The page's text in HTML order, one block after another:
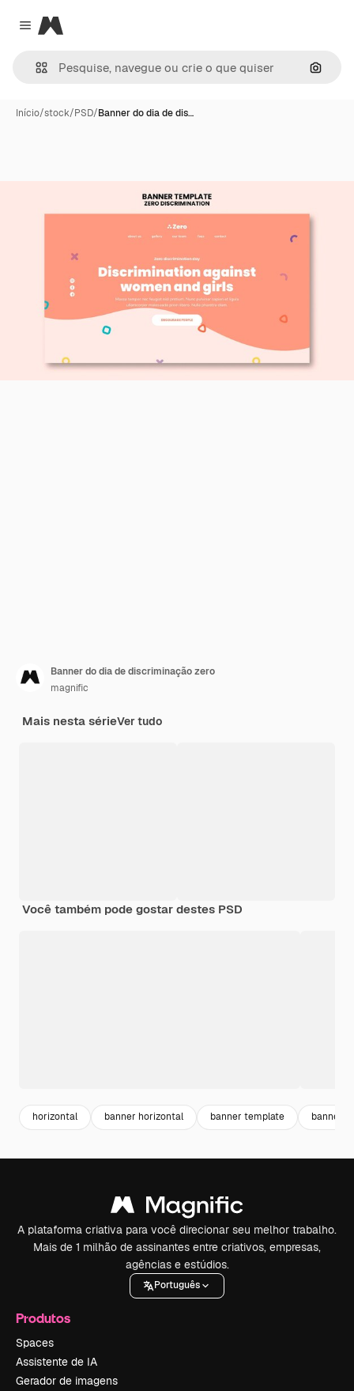
Close menu
Magnific
Início/stock/PSD/Banner do dia de dis…
Banner do dia de discriminação zero
magnific
Mais nesta sérieVer tudo
Você também pode gostar destes PSD
horizontal banner horizontal banner template banner
A plataforma criativa para você direcionar seu melhor trabalho.
Mais de 1 milhão de assinantes entre criativos, empresas,
agências e estúdios.
Português
Produtos
Spaces
Assistente de IA
Gerador de imagens